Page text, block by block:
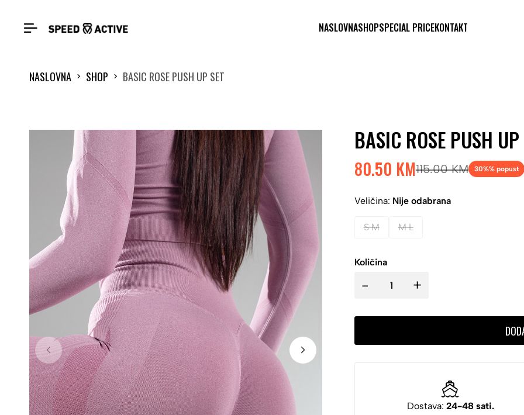
NASLOVNASHOPSPECIAL PRICEKONTAKT
NASLOVNA SHOP BASIC ROSE PUSH UP SET
BASIC ROSE PUSH UP
80.50 KM115.00 KM 30%% popust
Veličina: Nije odabrana
S M M L
Količina
- +
Dostava: 24-48 sati.